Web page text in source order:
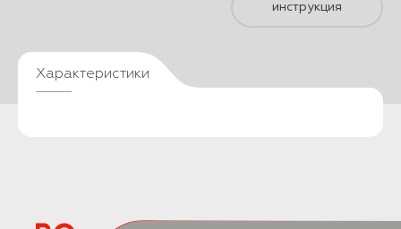
инструкция
Характеристики